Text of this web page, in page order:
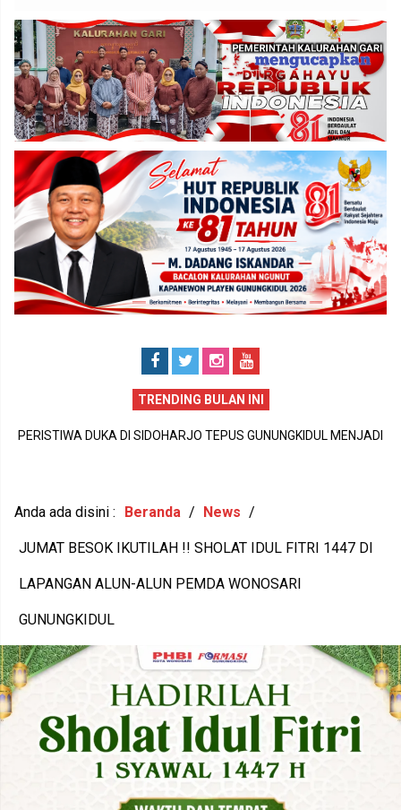
TRENDING BULAN INI
PERISTIWA DUKA DI SIDOHARJO TEPUS GUNUNGKIDUL MENJADI
Anda ada disini : Beranda / News /
JUMAT BESOK IKUTILAH !! SHOLAT IDUL FITRI 1447 DI
LAPANGAN ALUN-ALUN PEMDA WONOSARI
GUNUNGKIDUL